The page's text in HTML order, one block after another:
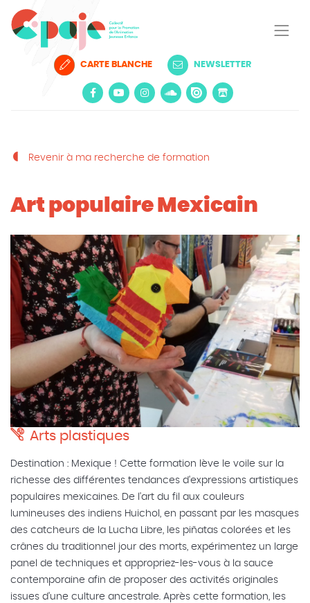
CARTE BLANCHE NEWSLETTER
Revenir à ma recherche de formation
Art populaire Mexicain
Arts plastiques
Destination : Mexique ! Cette formation lève le voile sur la
richesse des différentes tendances d'expressions artistiques
populaires mexicaines. De l'art du fil aux couleurs
lumineuses des indiens Huichol, en passant par les masques
des catcheurs de la Lucha Libre, les piñatas colorées et les
crânes du traditionnel jour des morts, expérimentez un large
panel de techniques et appropriez-les-vous à la sauce
contemporaine afin de proposer des activités originales
issues d'une culture ancestrale. Après cette formation, les